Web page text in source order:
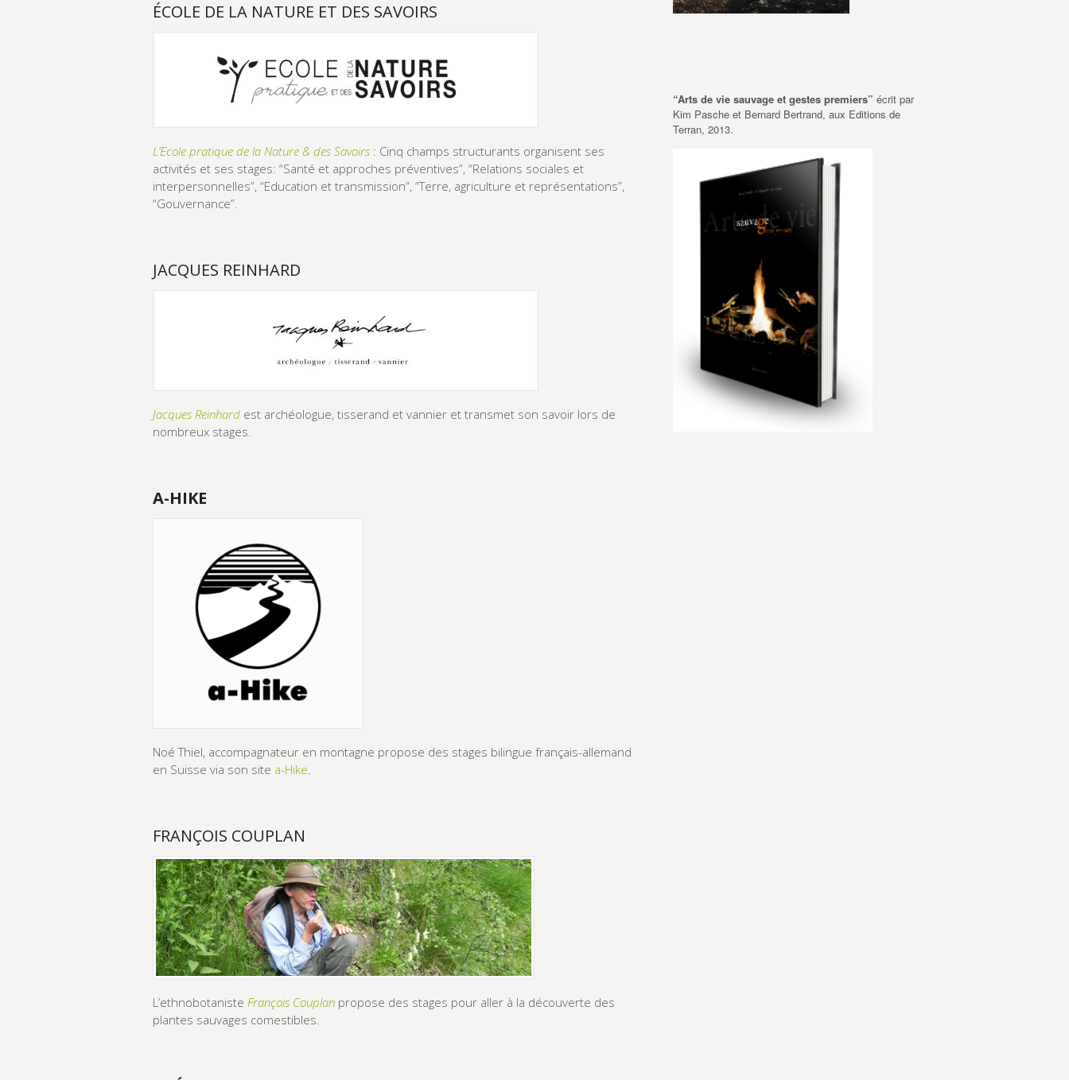
ÉCOLE DE LA NATURE ET DES SAVOIRS
L’Ecole pratique de la Nature & des Savoirs : Cinq champs structurants organisent ses
activités et ses stages: “Santé et approches préventives”, “Relations sociales et
interpersonnelles”, “Education et transmission”, “Terre, agriculture et représentations”,
“Gouvernance”.
JACQUES REINHARD
Jacques Reinhard est archéologue, tisserand et vannier et transmet son savoir lors de
nombreux stages.
A-HIKE
Noé Thiel, accompagnateur en montagne propose des stages bilingue français-allemand
en Suisse via son site a-Hike
FRANÇOIS COUPLAN
L’ethnobotaniste François Couplan propose des stages pour aller à la découverte des
plantes sauvages comestibles.
“Arts de vie sauvage et gestes premiers” écrit par
Kim Pasche et Bernard Bertrand, aux Editions de
Terran, 2013.